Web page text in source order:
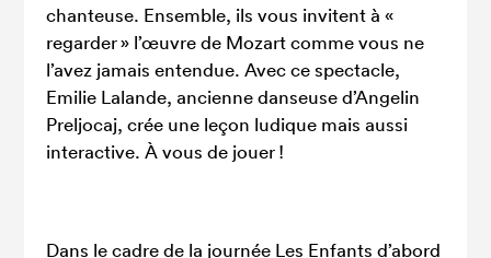
chanteuse. Ensemble, ils vous invitent à «
regarder » l’œuvre de Mozart comme vous ne
l’avez jamais entendue. Avec ce spectacle,
Emilie Lalande, ancienne danseuse d’Angelin
Preljocaj, crée une leçon ludique mais aussi
interactive. À vous de jouer !
Dans le cadre de la journée Les Enfants d’abord